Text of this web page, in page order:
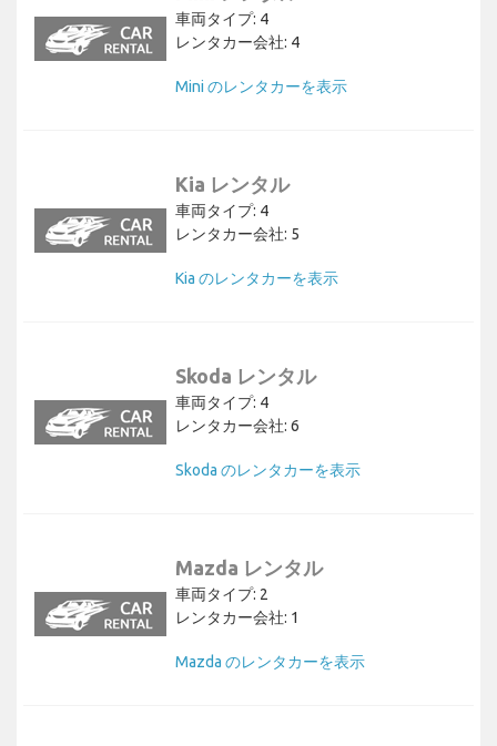
車両タイプ: 4
レンタカー会社: 4
Mini のレンタカーを表示
Kia レンタル
車両タイプ: 4
レンタカー会社: 5
Kia のレンタカーを表示
Skoda レンタル
車両タイプ: 4
レンタカー会社: 6
Skoda のレンタカーを表示
Mazda レンタル
車両タイプ: 2
レンタカー会社: 1
Mazda のレンタカーを表示